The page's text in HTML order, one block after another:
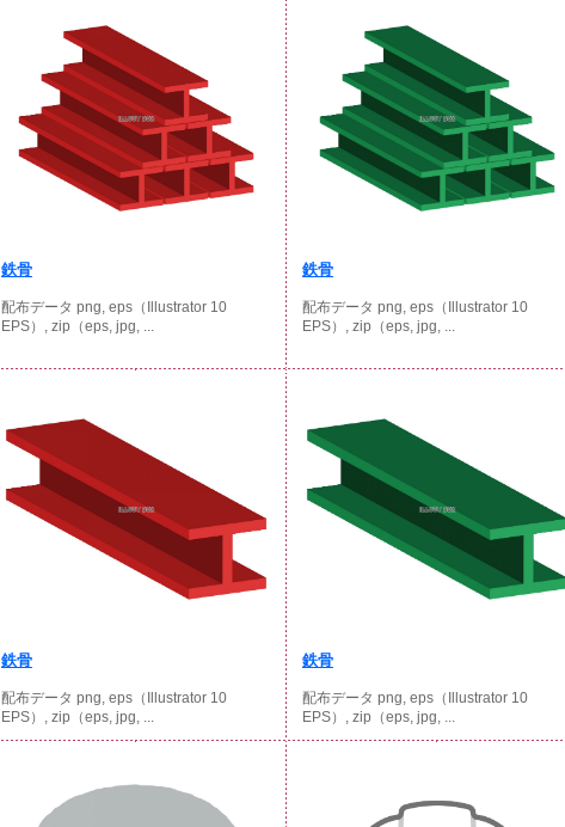
鉄骨
配布データ png, eps（Illustrator 10
EPS）, zip（eps, jpg, ...
鉄骨
配布データ png, eps（Illustrator 10
EPS）, zip（eps, jpg, ...
鉄骨
配布データ png, eps（Illustrator 10
EPS）, zip（eps, jpg, ...
鉄骨
配布データ png, eps（Illustrator 10
EPS）, zip（eps, jpg, ...